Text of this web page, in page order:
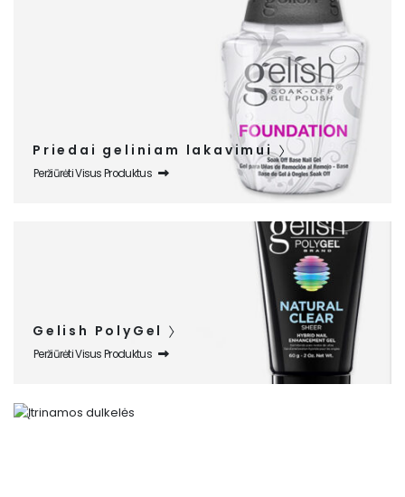
Priedai geliniam lakavimui
Peržiūrėti Visus Produktus
Gelish PolyGel
Peržiūrėti Visus Produktus